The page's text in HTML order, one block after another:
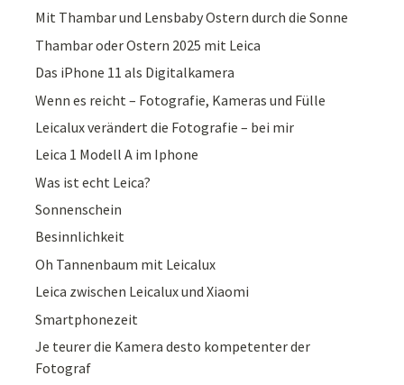
Mit Thambar und Lensbaby Ostern durch die Sonne
Thambar oder Ostern 2025 mit Leica
Das iPhone 11 als Digitalkamera
Wenn es reicht – Fotografie, Kameras und Fülle
Leicalux verändert die Fotografie – bei mir
Leica 1 Modell A im Iphone
Was ist echt Leica?
Sonnenschein
Besinnlichkeit
Oh Tannenbaum mit Leicalux
Leica zwischen Leicalux und Xiaomi
Smartphonezeit
Je teurer die Kamera desto kompetenter der
Fotograf